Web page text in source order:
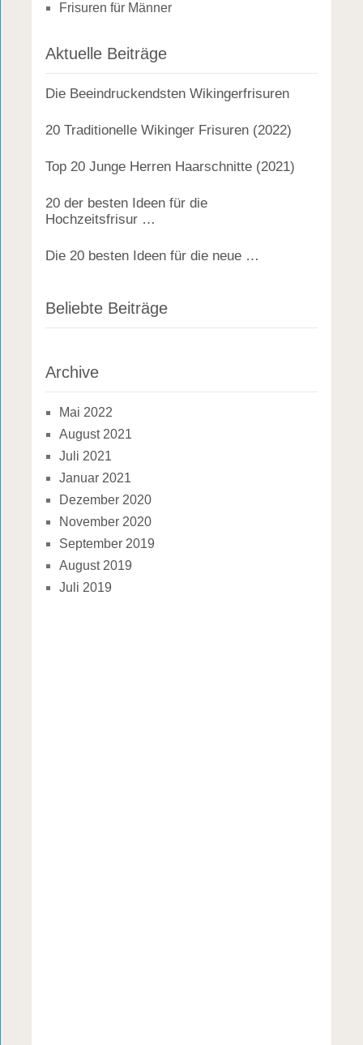
Frisuren für Männer
Aktuelle Beiträge
Die Beeindruckendsten Wikingerfrisuren
20 Traditionelle Wikinger Frisuren (2022)
Top 20 Junge Herren Haarschnitte (2021)
20 der besten Ideen für die
Hochzeitsfrisur …
Die 20 besten Ideen für die neue …
Beliebte Beiträge
Archive
Mai 2022
August 2021
Juli 2021
Januar 2021
Dezember 2020
November 2020
September 2019
August 2019
Juli 2019